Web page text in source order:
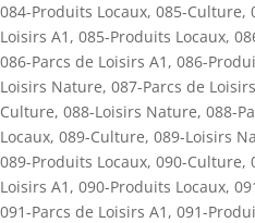
084-Produits Locaux, 085-Culture,
Loisirs A1 , 085-Produits Locaux,
086-Parcs de Loisirs A1 , 086-
Loisirs Nature, 087-Parcs de
Culture, 088-Loisirs Nature, 088-
Locaux, 089-Culture, 089-Loisirs
089-Produits Locaux, 090-Culture,
Loisirs A1 , 090-Produits Locaux,
091-Parcs de Loisirs A1 , 091-